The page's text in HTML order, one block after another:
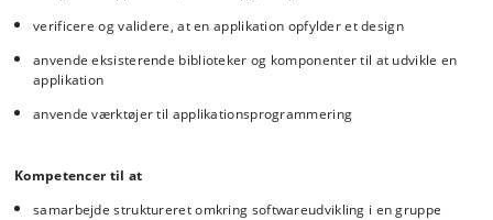
verificere og validere, at en applikation opfylder et design
anvende eksisterende biblioteker og komponenter til at udvikle en
applikation
anvende værktøjer til applikationsprogrammering
Kompetencer til at
samarbejde struktureret omkring softwareudvikling i en gruppe